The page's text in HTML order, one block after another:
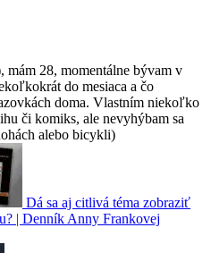
28, momentálne bývam v
do mesiaca a čo
doma. Vlastním niekoľko
či komiks, ale nevyhýbam sa
alebo bicykli)
Dá sa aj citlivá téma zobraziť
| Denník Anny Frankovej